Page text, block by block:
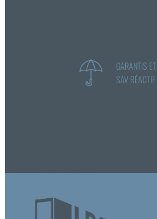
GARANTIS ET
SAV RÉACTIF